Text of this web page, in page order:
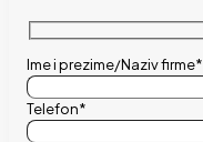
Ime i prezime/Naziv firme*
Telefon*